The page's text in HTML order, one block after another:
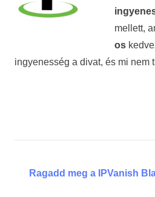
mellett,
os
ingyenesség a divat, és mi nem
Ragadd meg a IPVanish